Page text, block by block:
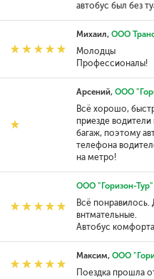
автобус был без
Михаил, ООО
Молодцы
Профессионалы!
Арсений, ООО
Всё хорошо,
приезде водители
багаж, поэтому
телефона
на метро!
ООО "Горизон-Тур"
Всё
внтмательные.
Автобус
Максим, ООО
Поездка прошла